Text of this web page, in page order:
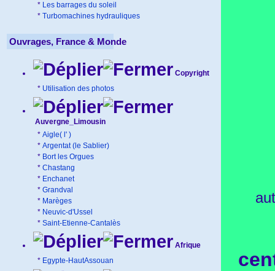
* Les barrages du soleil
* Turbomachines hydrauliques
Ouvrages, France & Monde
Copyright
* Utilisation des photos
Auvergne_Limousin
* Aigle( l' )
* Argentat (le Sablier)
* Bort les Orgues
* Chastang
* Enchanet
* Grandval
* Marèges
* Neuvic-d'Ussel
* Saint-Etienne-Cantalès
Afrique
* Egypte-HautAssouan